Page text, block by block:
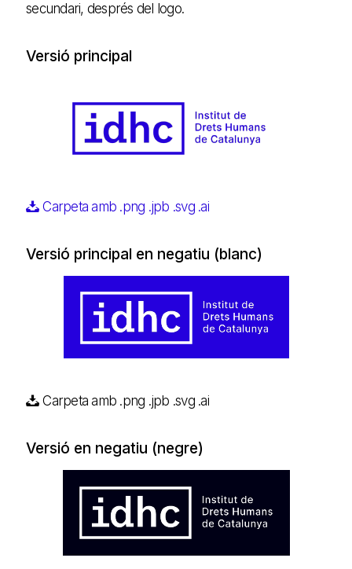
secundari, després del logo.
Versió principal
Carpeta amb .png .jpb .svg .ai
Versió principal en negatiu (blanc)
Carpeta amb .png .jpb .svg .ai
Versió en negatiu (negre)